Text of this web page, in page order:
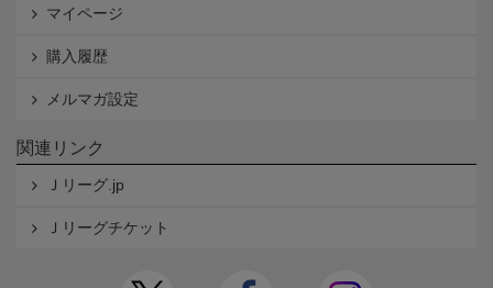
マイページ
購入履歴
メルマガ設定
関連リンク
Ｊリーグ.jp
Ｊリーグチケット